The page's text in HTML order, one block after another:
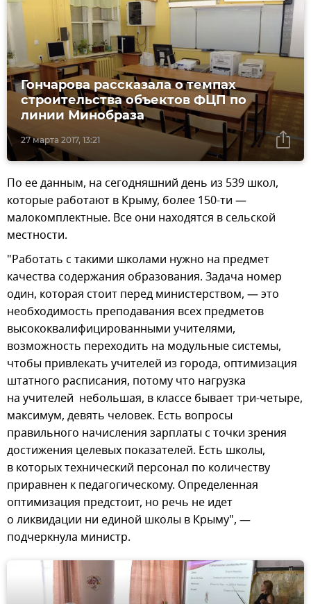
27 марта 2017, 13:21
Гончарова рассказала о темпах
строительства объектов ФЦП по
линии Минобраза
По ее данным, на сегодняшний день из 539 школ,
которые работают в Крыму, более 150-ти —
малокомплектные. Все они находятся в сельской
местности.
"Работать с такими школами нужно на предмет
качества содержания образования. Задача номер
один, которая стоит перед министерством, — это
необходимость преподавания всех предметов
высококвалифицированными учителями,
возможность переходить на модульные системы,
чтобы привлекать учителей из города, оптимизация
штатного расписания, потому что нагрузка
на учителей небольшая, в классе бывает три-четыре,
максимум, девять человек. Есть вопросы
правильного начисления зарплаты с точки зрения
достижения целевых показателей. Есть школы,
в которых технический персонал по количеству
приравнен к педагогическому. Определенная
оптимизация предстоит, но речь не идет
о ликвидации ни единой школы в Крыму", —
подчеркнула министр.